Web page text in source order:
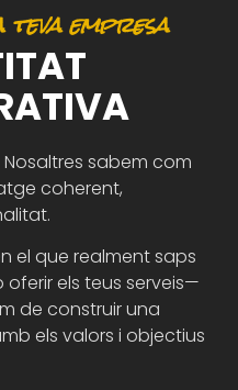
empresa
sabem com
coherent,
el que realment saps
els teus serveis—
de construir una
els valors i objectius